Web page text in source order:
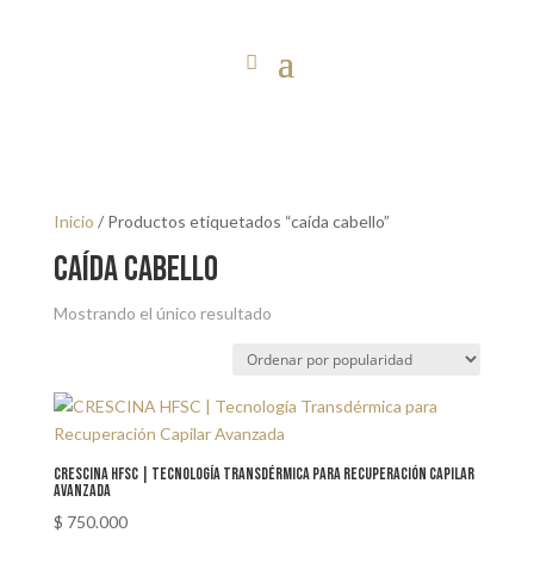
Inicio / Productos etiquetados “caída cabello”
caída cabello
Mostrando el único resultado
CRESCINA HFSC | Tecnología Transdérmica para Recuperación Capilar
Avanzada
$ 750.000